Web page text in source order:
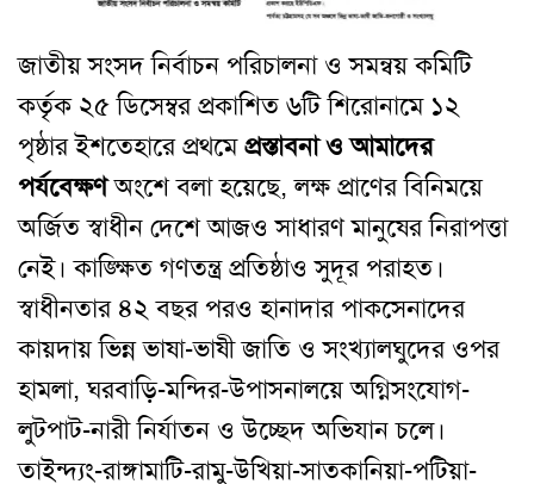
জাতীয় সংসদ নির্বাচন পরিচালনা ও সমন্বয় কমিটি
কর্তৃক ২৫ ডিসেম্বর প্রকাশিত ৬টি শিরোনামে ১২
পৃষ্ঠার ইশতেহারে প্রথমেপ্রস্তাবনা ও আমাদের
পর্যবেক্ষণঅংশে বলা হয়েছে, লক্ষ প্রাণের বিনিময়ে
অর্জিত স্বাধীন দেশে আজও সাধারণ মানুষের নিরাপত্তা
নেই। কাঙ্ক্ষিত গণতন্ত্র প্রতিষ্ঠাও সুদূর পরাহত।
স্বাধীনতার ৪২ বছর পরও হানাদার পাকসেনাদের
কায়দায় ভিন্ন ভাষা-ভাষী জাতি ও সংখ্যালঘুদের ওপর
হামলা, ঘরবাড়ি-মন্দির-উপাসনালয়ে অগ্নিসংযোগ-
লুটপাট-নারী নির্যাতন ও উচ্ছেদ অভিযান চলে।
তাইন্দ্যং-রাঙ্গামাটি-রামু-উখিয়া-সাতকানিয়া-পটিয়া-